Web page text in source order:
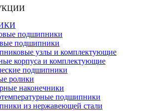
подшипники
подшипники
узлы и комплектующие
корпуса и комплектующие
подшипники
ролики
наконечники
подшипники
из нержавеющей стали